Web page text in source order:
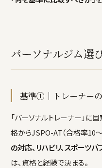
パーソナルジム選
基準①｜トレーナー
「パーソナルトレーナー」に
格からJSPO-AT（合格率10
の対応、リハビリ、スポーツ
は、資格と経験で決まる。